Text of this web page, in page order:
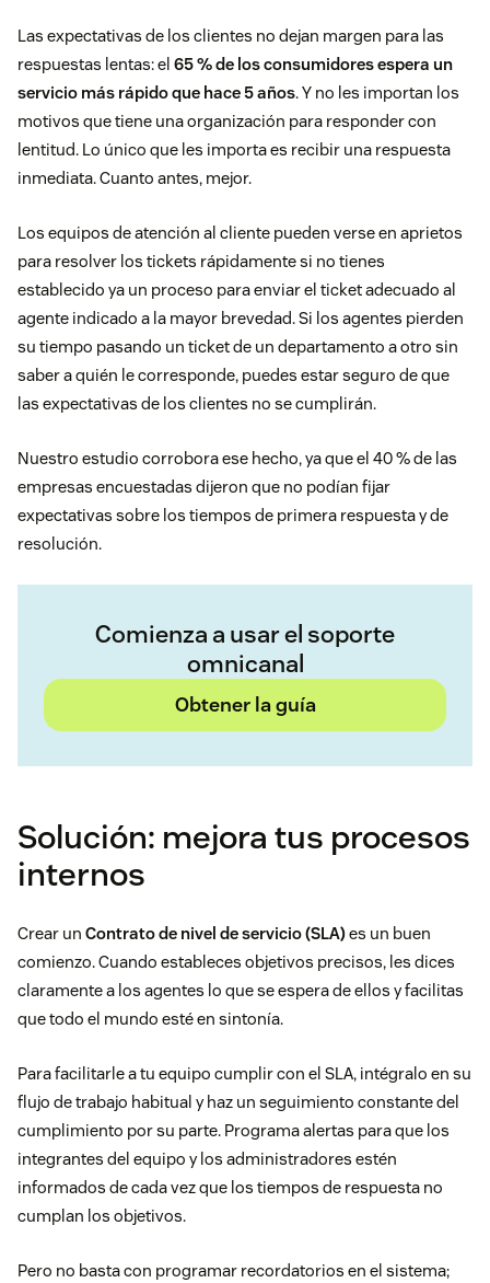
Las expectativas de los clientes no dejan margen para las
respuestas lentas: el 65 % de los consumidores espera un
servicio más rápido que hace 5 años. Y no les importan los
motivos que tiene una organización para responder con
lentitud. Lo único que les importa es recibir una respuesta
inmediata. Cuanto antes, mejor.
Los equipos de atención al cliente pueden verse en aprietos
para resolver los tickets rápidamente si no tienes
establecido ya un proceso para enviar el ticket adecuado al
agente indicado a la mayor brevedad. Si los agentes pierden
su tiempo pasando un ticket de un departamento a otro sin
saber a quién le corresponde, puedes estar seguro de que
las expectativas de los clientes no se cumplirán.
Nuestro estudio corrobora ese hecho, ya que el 40 % de las
empresas encuestadas dijeron que no podían fijar
expectativas sobre los tiempos de primera respuesta y de
resolución.
Comienza a usar el soporte
omnicanal
Obtener la guía
Solución: mejora tus procesos
internos
Crear un Contrato de nivel de servicio (SLA)es un buen
comienzo. Cuando estableces objetivos precisos, les dices
claramente a los agentes lo que se espera de ellos y facilitas
que todo el mundo esté en sintonía.
Para facilitarle a tu equipo cumplir con el SLA, intégralo en su
flujo de trabajo habitual y haz un seguimiento constante del
cumplimiento por su parte. Programa alertas para que los
integrantes del equipo y los administradores estén
informados de cada vez que los tiempos de respuesta no
cumplan los objetivos.
Pero no basta con programar recordatorios en el sistema;